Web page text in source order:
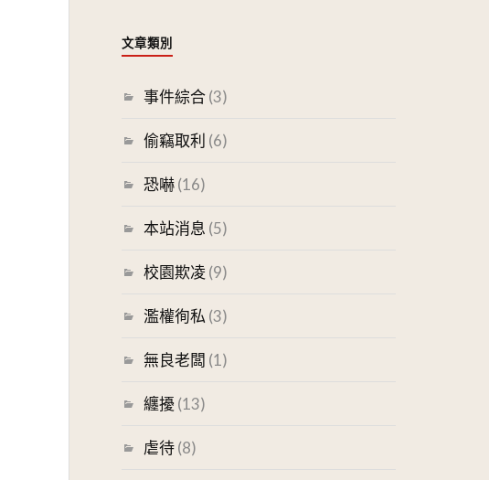
文章類別
事件綜合(3)
偷竊取利 (6)
恐嚇(16)
本站消息 (5)
校園欺凌(9)
濫權徇私 (3)
無良老闆 (1)
纏擾 (13)
虐待(8)